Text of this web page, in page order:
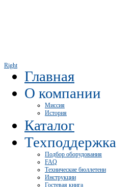
Right
Главная
О компании
Миссия
История
Каталог
Техподдержка
Подбор оборудования
FAQ
Технические бюллетени
Инструкции
Гостевая книга